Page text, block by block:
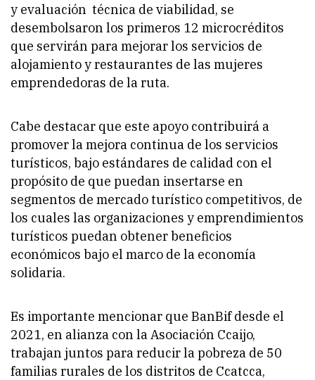
y evaluación técnica de viabilidad, se
desembolsaron los primeros 12 microcréditos
que servirán para mejorar los servicios de
alojamiento y restaurantes de las mujeres
emprendedoras de la ruta.
Cabe destacar que este apoyo contribuirá a
promover la mejora continua de los servicios
turísticos, bajo estándares de calidad con el
propósito de que puedan insertarse en
segmentos de mercado turístico competitivos, de
los cuales las organizaciones y emprendimientos
turísticos puedan obtener beneficios
económicos bajo el marco de la economía
solidaria.
Es importante mencionar que BanBif desde el
2021, en alianza con la Asociación Ccaijo,
trabajan juntos para reducir la pobreza de 50
familias rurales de los distritos de Ccatcca,